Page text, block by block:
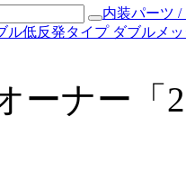
内装パーツ
ル低反発タイプ ダブルメ
ーナー「